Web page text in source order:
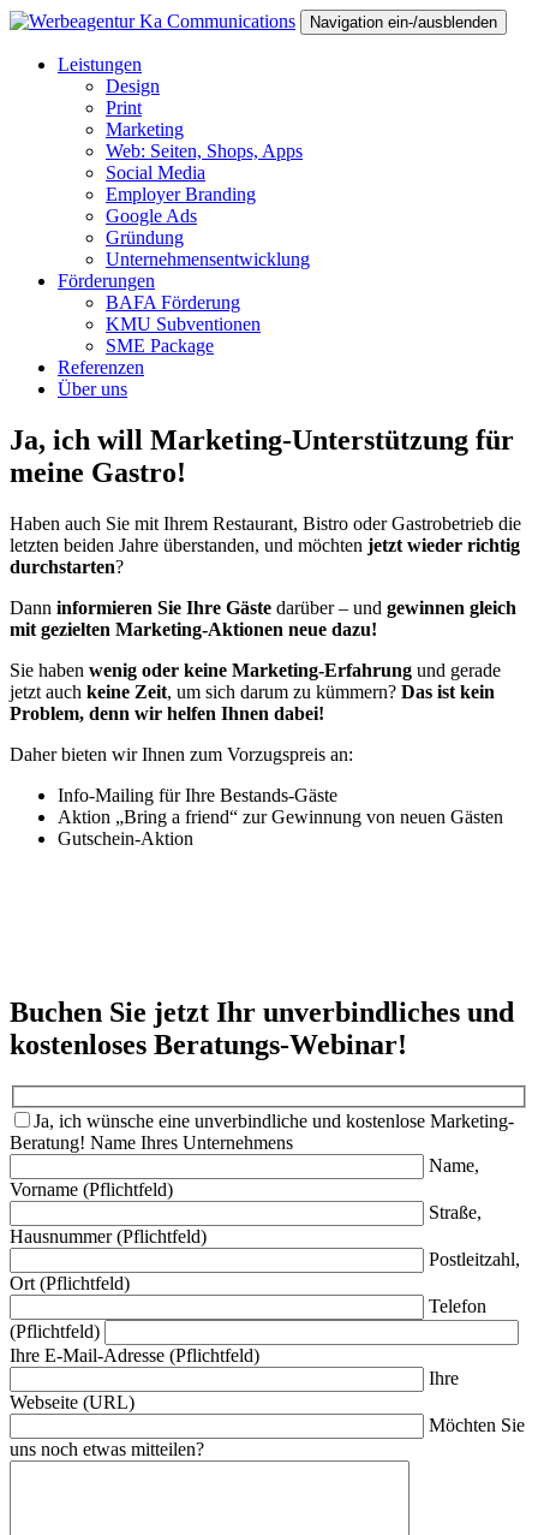
Navigation ein-/ausblenden
Leistungen
Design
Print
Marketing
Web: Seiten, Shops, Apps
Social Media
Employer Branding
Google Ads
Gründung
Unternehmensentwicklung
Förderungen
BAFA Förderung
KMU Subventionen
SME Package
Referenzen
Über uns
Ja, ich will Marketing-Unterstützung für
meine Gastro!
Haben auch Sie mit Ihrem Restaurant, Bistro oder Gastrobetrieb die
letzten beiden Jahre überstanden, und möchten jetzt wieder richtig
durchstarten?
Dann informieren Sie Ihre Gäste darüber – und gewinnen gleich
mit gezielten Marketing-Aktionen neue dazu!
Sie haben wenig oder keine Marketing-Erfahrung und gerade
jetzt auch keine Zeit, um sich darum zu kümmern? Das ist kein
Problem, denn wir helfen Ihnen dabei!
Daher bieten wir Ihnen zum Vorzugspreis an:
Info-Mailing für Ihre Bestands-Gäste
Aktion „Bring a friend“ zur Gewinnung von neuen Gästen
Gutschein-Aktion
Buchen Sie jetzt Ihr unverbindliches und
kostenloses Beratungs-Webinar!
Ja, ich wünsche eine unverbindliche und kostenlose Marketing-
Beratung! Name Ihres Unternehmens
Name,
Vorname (Pflichtfeld)
Straße,
Hausnummer (Pflichtfeld)
Postleitzahl,
Ort (Pflichtfeld)
Telefon
(Pflichtfeld)
Ihre E-Mail-Adresse (Pflichtfeld)
Ihre
Webseite (URL)
Möchten Sie
uns noch etwas mitteilen?